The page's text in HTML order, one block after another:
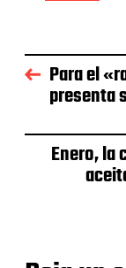
Para el
presenta
Enero, la